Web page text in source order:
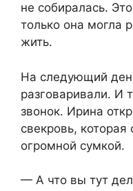
не собиралась.
только она могла
жить.
На следующий
разговаривали. И
звонок. Ирина
свекровь, которая
огромной сумкой.
— А что вы тут